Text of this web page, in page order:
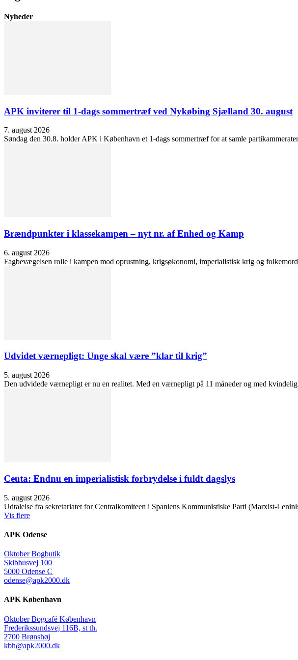
Nyheder
APK inviterer til 1-dags sommertræf ved Nykøbing Sjælland 30. august
7. august 2026
Søndag den 30.8. holder APK i København et 1-dags sommertræf for at samle
Brændpunkter i klassekampen – nyt nr. af Enhed og Kamp
6. august 2026
Fagbevægelsen rolle i kampen mod oprustning, krigsøkonomi, imperialistisk krig og
Udvidet værnepligt: Unge skal være ”klar til krig”
5. august 2026
Den udvidede værnepligt er nu en realitet. Med en værnepligt på 11 måneder og med
Ceuta: Endnu en imperialistisk forbrydelse i fuldt dagslys
5. august 2026
Udtalelse fra sekretariatet for Centralkomiteen i Spaniens Kommunistiske Parti (Marxist-
Vis flere
APK Odense
Oktober Bogbutik
Skibhusvej 100
5000 Odense C
odense@apk2000.dk
APK København
Oktober Bogcafé København
Frederikssundsvej 116B, st th.
2700 Brønshøj
kbh@apk2000.dk